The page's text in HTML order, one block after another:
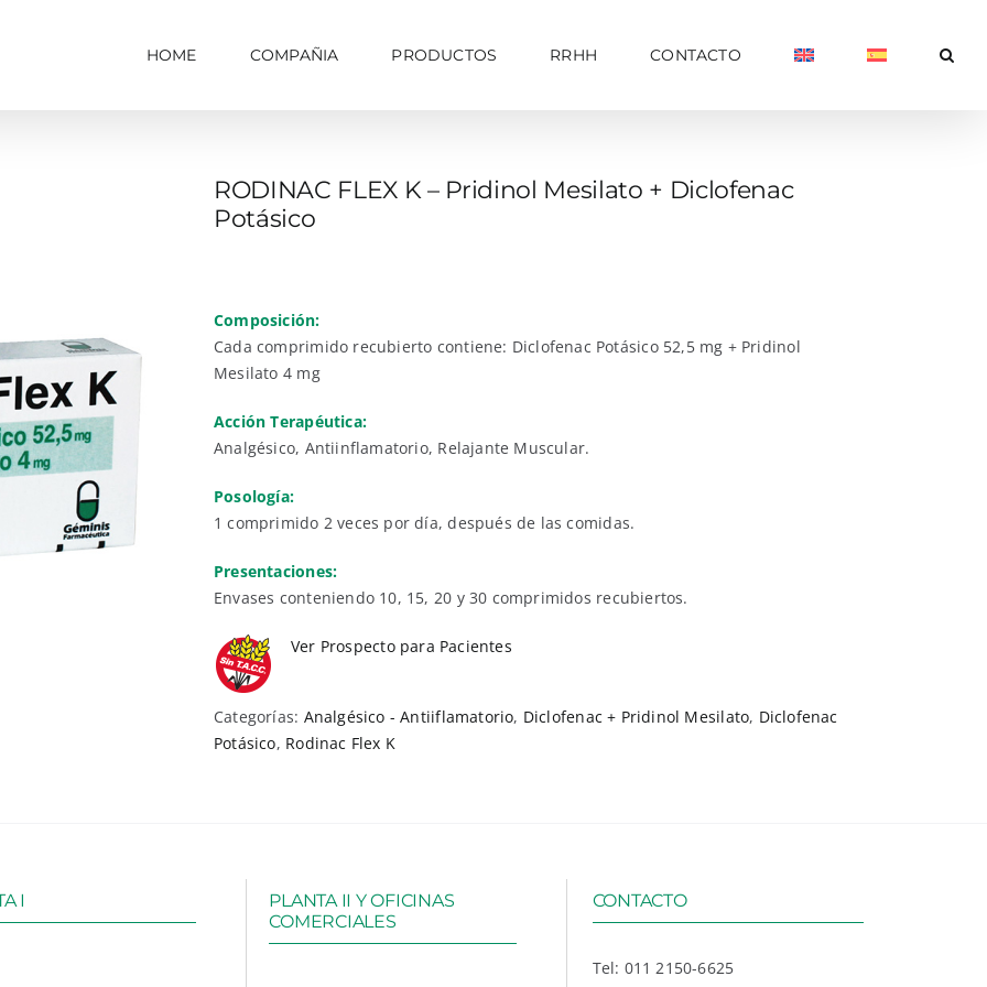
HOME COMPAÑIA PRODUCTOS RRHH CONTACTO
RODINAC FLEX K – Pridinol Mesilato + Diclofenac
Potásico
Composición:
Cada comprimido recubierto contiene: Diclofenac Potásico 52,5 mg + Pridinol
Mesilato 4 mg
Acción Terapéutica:
Analgésico, Antiinflamatorio, Relajante Muscular.
Posología:
1 comprimido 2 veces por día, después de las comidas.
Presentaciones:
Envases conteniendo 10, 15, 20 y 30 comprimidos recubiertos.
Ver Prospecto para Pacientes
Categorías: Analgésico - Antiiflamatorio, Diclofenac + Pridinol Mesilato, Diclofenac
Potásico, Rodinac Flex K
I
PLANTA II Y OFICINAS
COMERCIALES
CONTACTO
Tel: 011 2150-6625